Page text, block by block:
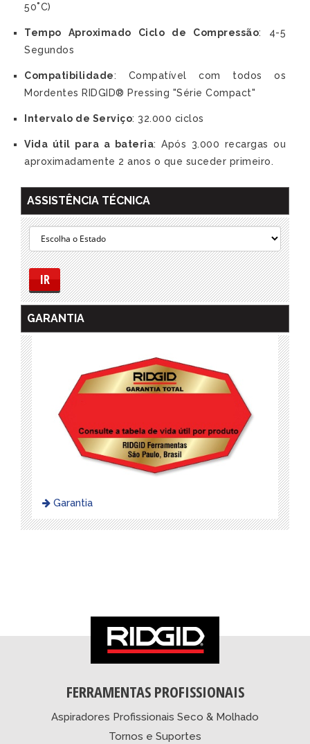
50˚C)
Tempo Aproximado Ciclo de Compressão: 4-5
Segundos
Compatibilidade: Compatível com todos os
Mordentes RIDGID® Pressing "Série Compact"
Intervalo de Serviço: 32.000 ciclos
Vida útil para a bateria: Após 3.000 recargas ou
aproximadamente 2 anos o que suceder primeiro.
ASSISTÊNCIA TÉCNICA
IR
GARANTIA
Garantia
FERRAMENTAS PROFISSIONAIS
Aspiradores Profissionais Seco & Molhado
Tornos e Suportes